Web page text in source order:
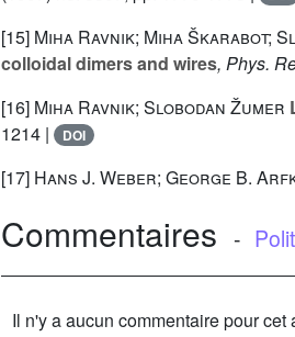
[15] Miha Ravnik; Miha Škarabot;
colloidal dimers and wires, Phys.
[16] Miha Ravnik; Slobodan Žumer
1214 |
DOI
[17] Hans J. Weber; George B.
Commentaires -
Il n'y a aucun commentaire pour